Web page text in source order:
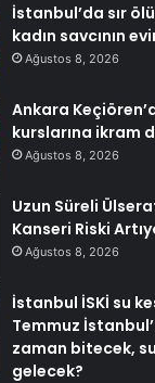
İstanbul’da sır
kadın savcının
Ağustos 8, 2026
Ankara
kurslarına ikram
Ağustos 8, 2026
Uzun Süreli
Kanseri Riski
Ağustos 8, 2026
İstanbul İSKİ su
Temmuz
zaman bitecek,
gelecek?